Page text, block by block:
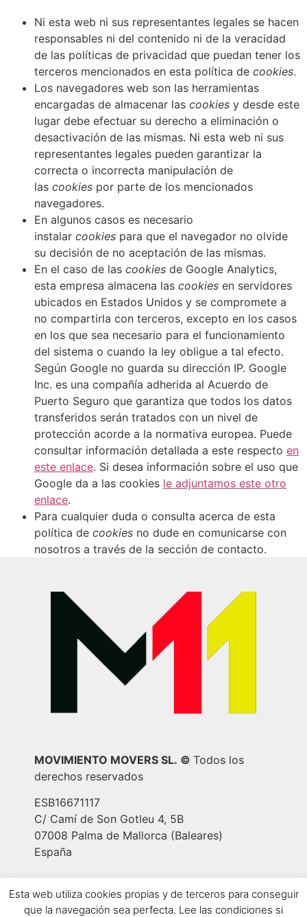
Ni esta web ni sus representantes legales se hacen
responsables ni del contenido ni de la veracidad
de las políticas de privacidad que puedan tener los
terceros mencionados en esta política de cookies.
Los navegadores web son las herramientas
encargadas de almacenar las cookies y desde este
lugar debe efectuar su derecho a eliminación o
desactivación de las mismas. Ni esta web ni sus
representantes legales pueden garantizar la
correcta o incorrecta manipulación de
las cookies por parte de los mencionados
navegadores.
En algunos casos es necesario
instalar cookies para que el navegador no olvide
su decisión de no aceptación de las mismas.
En el caso de las cookies de Google Analytics,
esta empresa almacena las cookies en servidores
ubicados en Estados Unidos y se compromete a
no compartirla con terceros, excepto en los casos
en los que sea necesario para el funcionamiento
del sistema o cuando la ley obligue a tal efecto.
Según Google no guarda su dirección IP. Google
Inc. es una compañía adherida al Acuerdo de
Puerto Seguro que garantiza que todos los datos
transferidos serán tratados con un nivel de
protección acorde a la normativa europea. Puede
consultar información detallada a este respecto en
este enlace. Si desea información sobre el uso que
Google da a las cookies le adjuntamos este otro
enlace.
Para cualquier duda o consulta acerca de esta
política de cookies no dude en comunicarse con
nosotros a través de la sección de contacto.
MOVIMIENTO MOVERS SL. © Todos los
derechos reservados
ESB16671117
C/ Camí de Son Gotleu 4, 5B
07008 Palma de Mallorca (Baleares)
España
Aviso Legal|Política de privacidad| Política
de cookies|Política de contratación
Esta web utiliza cookies propias y de terceros para conseguir
que la navegación sea perfecta. Lee las condiciones si